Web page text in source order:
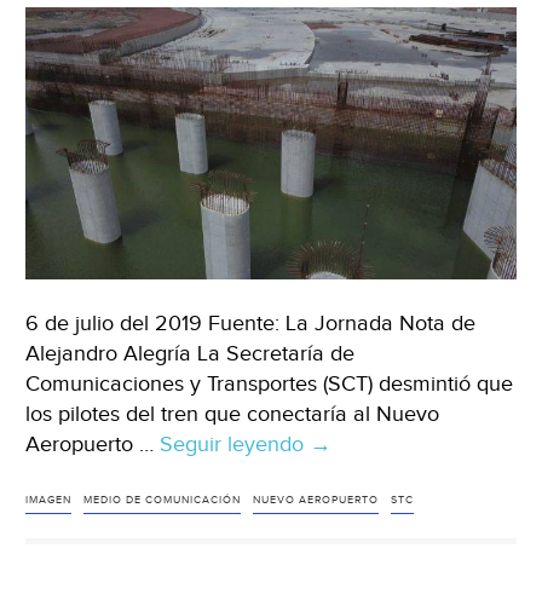
Universal)
6 de julio del 2019 Fuente: La Jornada Nota de
Alejandro Alegría La Secretaría de
Comunicaciones y Transportes (SCT) desmintió que
los pilotes del tren que conectaría al Nuevo
Aeropuerto … Seguir leyendo CDMX:
SCT
→
IMAGEN MEDIO DE COMUNICACIÓN NUEVO AEROPUERTO STC